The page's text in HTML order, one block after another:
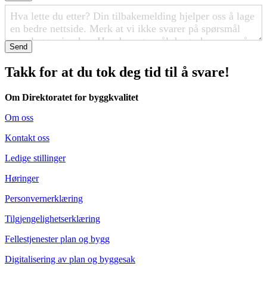
Send
Takk for at du tok deg tid til å svare!
Om Direktoratet for byggkvalitet
Om oss
Kontakt oss
Ledige stillinger
Høringer
Personvernerklæring
Tilgjengelighetserklæring
Fellestjenester plan og bygg
Digitalisering av plan og byggesak